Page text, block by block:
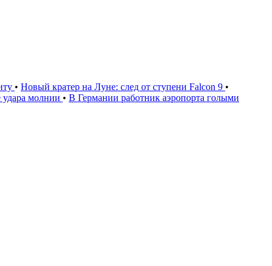
• Новый кратер на Луне: след от ступени Falcon 9 •
удара молнии • В Германии работник аэропорта голыми